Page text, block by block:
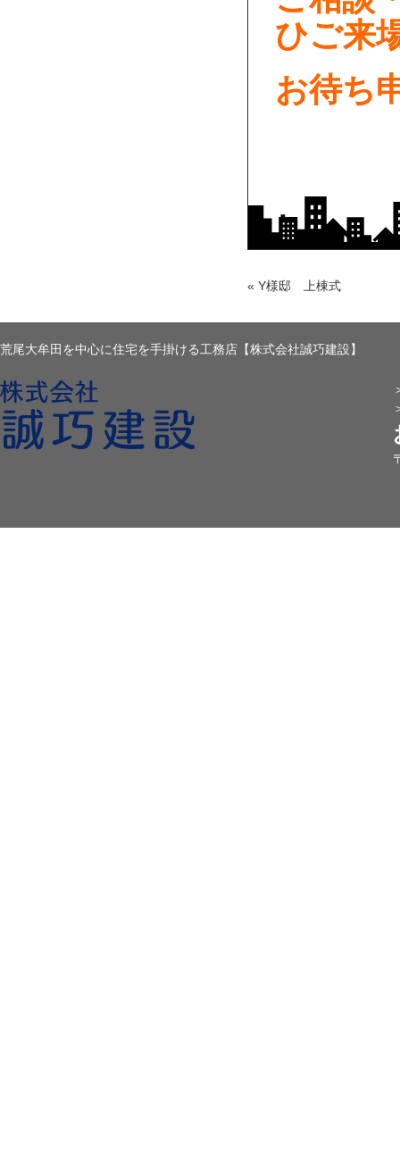
ひご来
お待ち
« Y様邸 上棟式
荒尾大牟田を中心に住宅を手掛ける工務店【株式会社誠巧建設】